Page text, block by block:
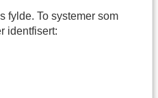
fylde. To systemer som
identfisert: